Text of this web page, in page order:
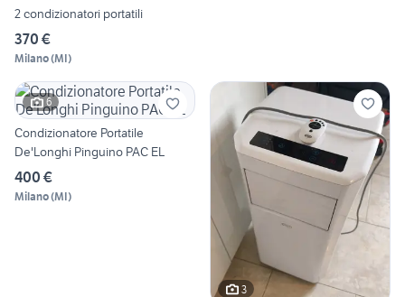
2 condizionatori portatili
370 €
Milano(MI)
6
Condizionatore Portatile
De'Longhi Pinguino PAC EL
400 €
Milano(MI)
3